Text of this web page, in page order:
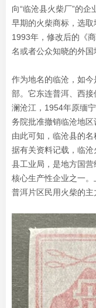
向“临沧县火柴厂”的企
早期的火柴商标，选
1993年，修改后的《
名或者公众知晓的外国
作为地名的临沧，如
部。它东连普洱、西
澜沧江，1954年原缅
务院批准撤销临沧地区
由此可知，临沧县的名
据有关资料记载，临
县工业局，是地方国
核心生产性企业之一。
普洱片区民用火柴的主